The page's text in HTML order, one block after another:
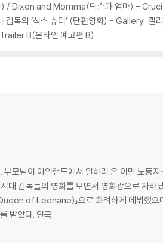
상에 대해서는 반품/교환이 불가하니 최신
은 경우가 있습니다. 디스크를 마른 천으로
쇄 면이 깨끗하지 않은 경우가 있으며, 상품
량 확인을 위해 개봉 시의 동영상을 요청할
첨부하여 첨부하여 고객센터에 문의 바랍니
품은 제품 개봉 전에만 운임비 부담 후 처리
작 수량이 한정되어 있고, 택배 이동 과정에
은 회송된 상품의 상태 확인 후 진행이 가능
/ Dixon and Momma(딕슨과 엄마) -
독의 ‘식스 슈터’ (단편영화) - Gallery:
B(온라인 예고편 B)
모님이 아일랜드에서 일하러 온 이민 노동
영화를 보면서 영화광으로 자라났고, 그 영화들을 통해
of Leenane)」으로 화려하게 데뷔했으
상 후보에 단골로 오를 만큼 높은 평가를 받았다. 연극